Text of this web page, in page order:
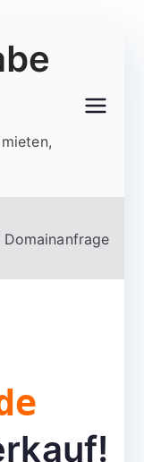
Domainanfrage